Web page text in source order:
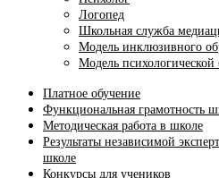
Логопед
Школьная служба
Модель инклюзивного
Модель
Платное обучение
Функциональная грамотность
Методическая работа в школе
Результаты независимой
школе
Конкурсы для учеников